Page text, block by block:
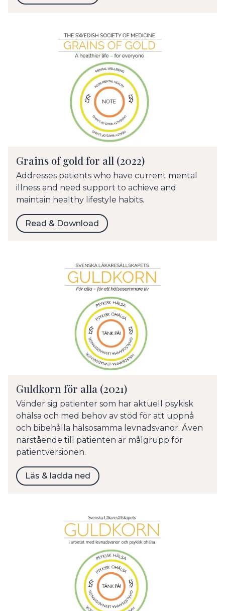
Grains of gold for all (2022)
Addresses patients who have current mental
illness and need support to achieve and
maintain healthy lifestyle habits.
Read & Download
Guldkorn för alla (2021)
Vänder sig patienter som har aktuell psykisk
ohälsa och med behov av stöd för att uppnå
och bibehålla hälsosamma levnadsvanor. Även
närstående till patienten är målgrupp för
patientversionen.
Läs & ladda ned